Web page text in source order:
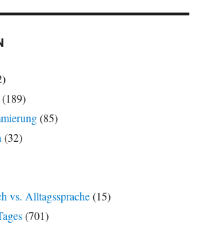
(189)
(85)
(32)
vs. Alltagssprache(15)
(701)